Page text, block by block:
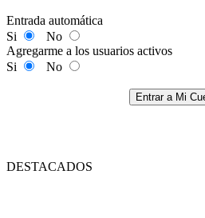
Entrada automática
Si
No
Agregarme a los usuarios activos
Si
No
Entrar a Mi
DESTACADOS